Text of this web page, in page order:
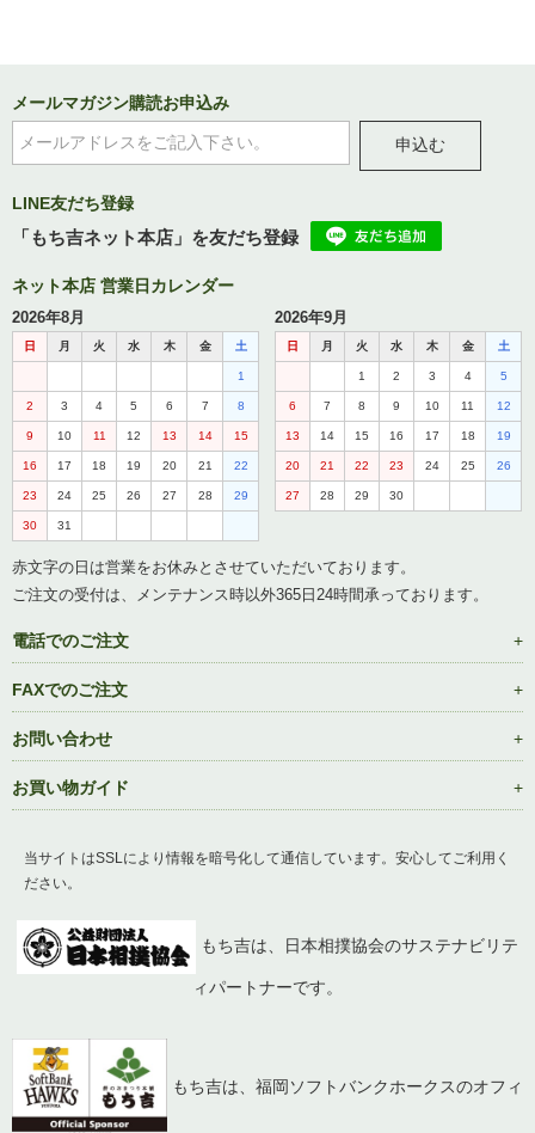
メールマガジン購読お申込み
申込む
LINE友だち登録
「もち吉ネット本店」を友だち登録
ネット本店 営業日カレンダー
2026年8月
日 月 火 水 木 金 土
1
2 3 4 5 6 7 8
9 10 11 12 13 14 15
16 17 18 19 20 21 22
23 24 25 26 27 28 29
30 31
2026年9月
日 月 火 水 木 金 土
1 2 3 4 5
6 7 8 9 10 11 12
13 14 15 16 17 18 19
20 21 22 23 24 25 26
27 28 29 30
赤文字の日は営業をお休みとさせていただいております。
ご注文の受付は、メンテナンス時以外365日24時間承っております。
電話でのご注文
FAXでのご注文
お問い合わせ
お買い物ガイド
当サイトはSSLにより情報を暗号化して通信しています。安心してご利用く
ださい。
もち吉は、日本相撲協会のサステナビリテ
ィパートナーです。
もち吉は、福岡ソフトバンクホークスのオフィ